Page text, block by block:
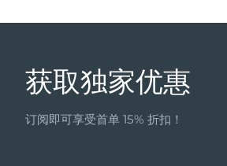
获取独家优惠
订阅即可享受首单 15% 折扣！